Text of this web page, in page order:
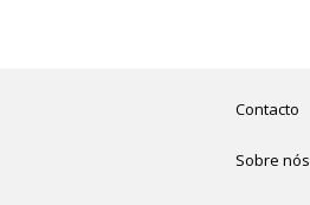
Contacto
Sobre nós